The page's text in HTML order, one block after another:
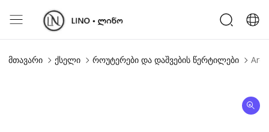
მთავარი ქსელი როუტერები და დაშვების წერტილები